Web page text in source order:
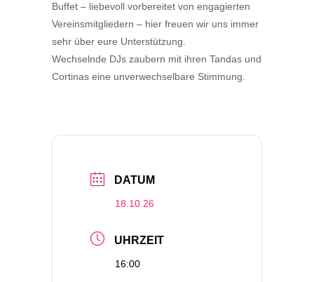
Buffet – liebevoll vorbereitet von engagierten
Vereinsmitgliedern – hier freuen wir uns immer
sehr über eure Unterstützung.
Wechselnde DJs zaubern mit ihren Tandas und
Cortinas eine unverwechselbare Stimmung.
DATUM
18.10.26
UHRZEIT
16:00